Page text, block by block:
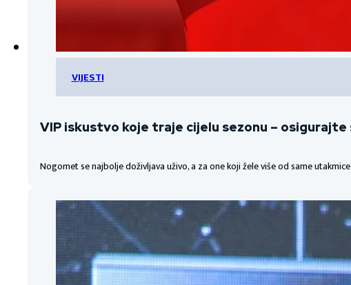
VIJESTI
VIP iskustvo koje traje cijelu sezonu –
Nogomet se najbolje doživljava uživo, a za one koji žele više od same